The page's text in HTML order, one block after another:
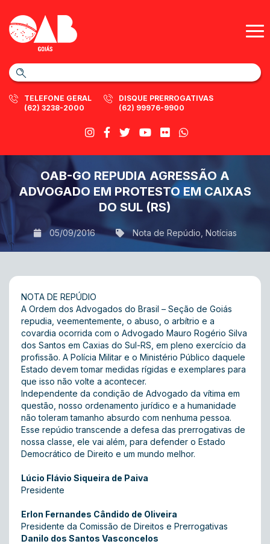
TELEFONE GERAL
(62) 3238-2000
DISQUE PRERROGATIVAS
(62) 99976-9900
OAB-GO REPUDIA AGRESSÃO A
ADVOGADO EM PROTESTO EM CAIXAS
DO SUL (RS)
05/09/2016 Nota de Repúdio Notícias
NOTA DE REPÚDIO
A Ordem dos Advogados do Brasil – Seção de Goiás
repudia, veementemente, o abuso, o arbítrio e a
covardia ocorrida com o Advogado Mauro Rogério Silva
dos Santos em Caxias do Sul-RS, em pleno exercício da
profissão. A Polícia Militar e o Ministério Público daquele
Estado devem tomar medidas rígidas e exemplares para
que isso não volte a acontecer.
Independente da condição de Advogado da vítima em
questão, nosso ordenamento jurídico e a humanidade
não toleram tamanho absurdo com nenhuma pessoa.
Esse repúdio transcende a defesa das prerrogativas de
nossa classe, ele vai além, para defender o Estado
Democrático de Direito e um mundo melhor.
Lúcio Flávio Siqueira de Paiva
Presidente
Erlon Fernandes Cândido de Oliveira
Presidente da Comissão de Direitos e Prerrogativas
Danilo dos Santos Vasconcelos